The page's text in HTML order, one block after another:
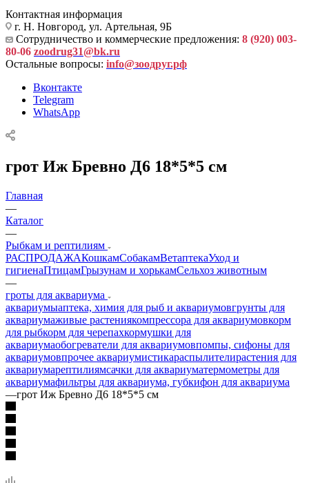
Контактная информация
г. Н. Новгород, ул. Артельная, 9Б
Сотрудничество и коммерческие предложения: 8 (920) 003-
80-06 zoodrug31@bk.ru
Остальные вопросы: info@зоодруг.рф
Вконтакте
Telegram
WhatsApp
грот Иж Бревно Д6 18*5*5 см
Главная
—
Каталог
—
Рыбкам и рептилиям
РАСПРОДАЖАКошкамСобакамВетаптекаУход и
гигиенаПтицамГрызунам и хорькамСельхоз животным
—
гроты для аквариума
аквариумыаптека, химия для рыб и аквариумовгрунты для
аквариумаживые растениякомпрессора для аквариумовкорм
для рыбкорм для черепахкормушки для
аквариумаобогреватели для аквариумовпомпы, сифоны для
аквариумовпрочее аквариумистикараспылителирастения для
аквариумарептилиямсачки для аквариуматермометры для
аквариумафильтры для аквариума, губкифон для аквариума
—грот Иж Бревно Д6 18*5*5 см